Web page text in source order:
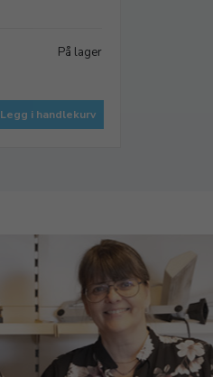
På lager
Legg i handlekurv